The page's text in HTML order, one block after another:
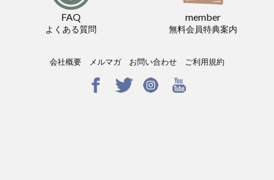
FAQ
よくある質問
member
無料会員特典案内
会社概要 メルマガ お問い合わせ ご利用規約